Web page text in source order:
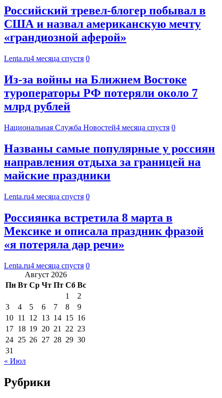
Российский тревел-блогер побывал в
США и назвал американскую мечту
«грандиозной аферой»
Lenta.ru4 месяца спустя 0
Из-за войны на Ближнем Востоке
туроператоры РФ потеряли около 7
млрд рублей
Национальная Служба Новостей4 месяца спустя 0
Названы самые популярные у россиян
направления отдыха за границей на
майские праздники
Lenta.ru4 месяца спустя 0
Россиянка встретила 8 марта в
Мексике и описала праздник фразой
«я потеряла дар речи»
Lenta.ru4 месяца спустя 0
Август 2026
Пн Вт Ср Чт Пт Сб Вс
1
2
3
4 5 6 7 8
9
10 11 12 13 14 15 16
17 18 19 20 21 22 23
24 25 26 27 28 29 30
31
« Июл
Рубрики